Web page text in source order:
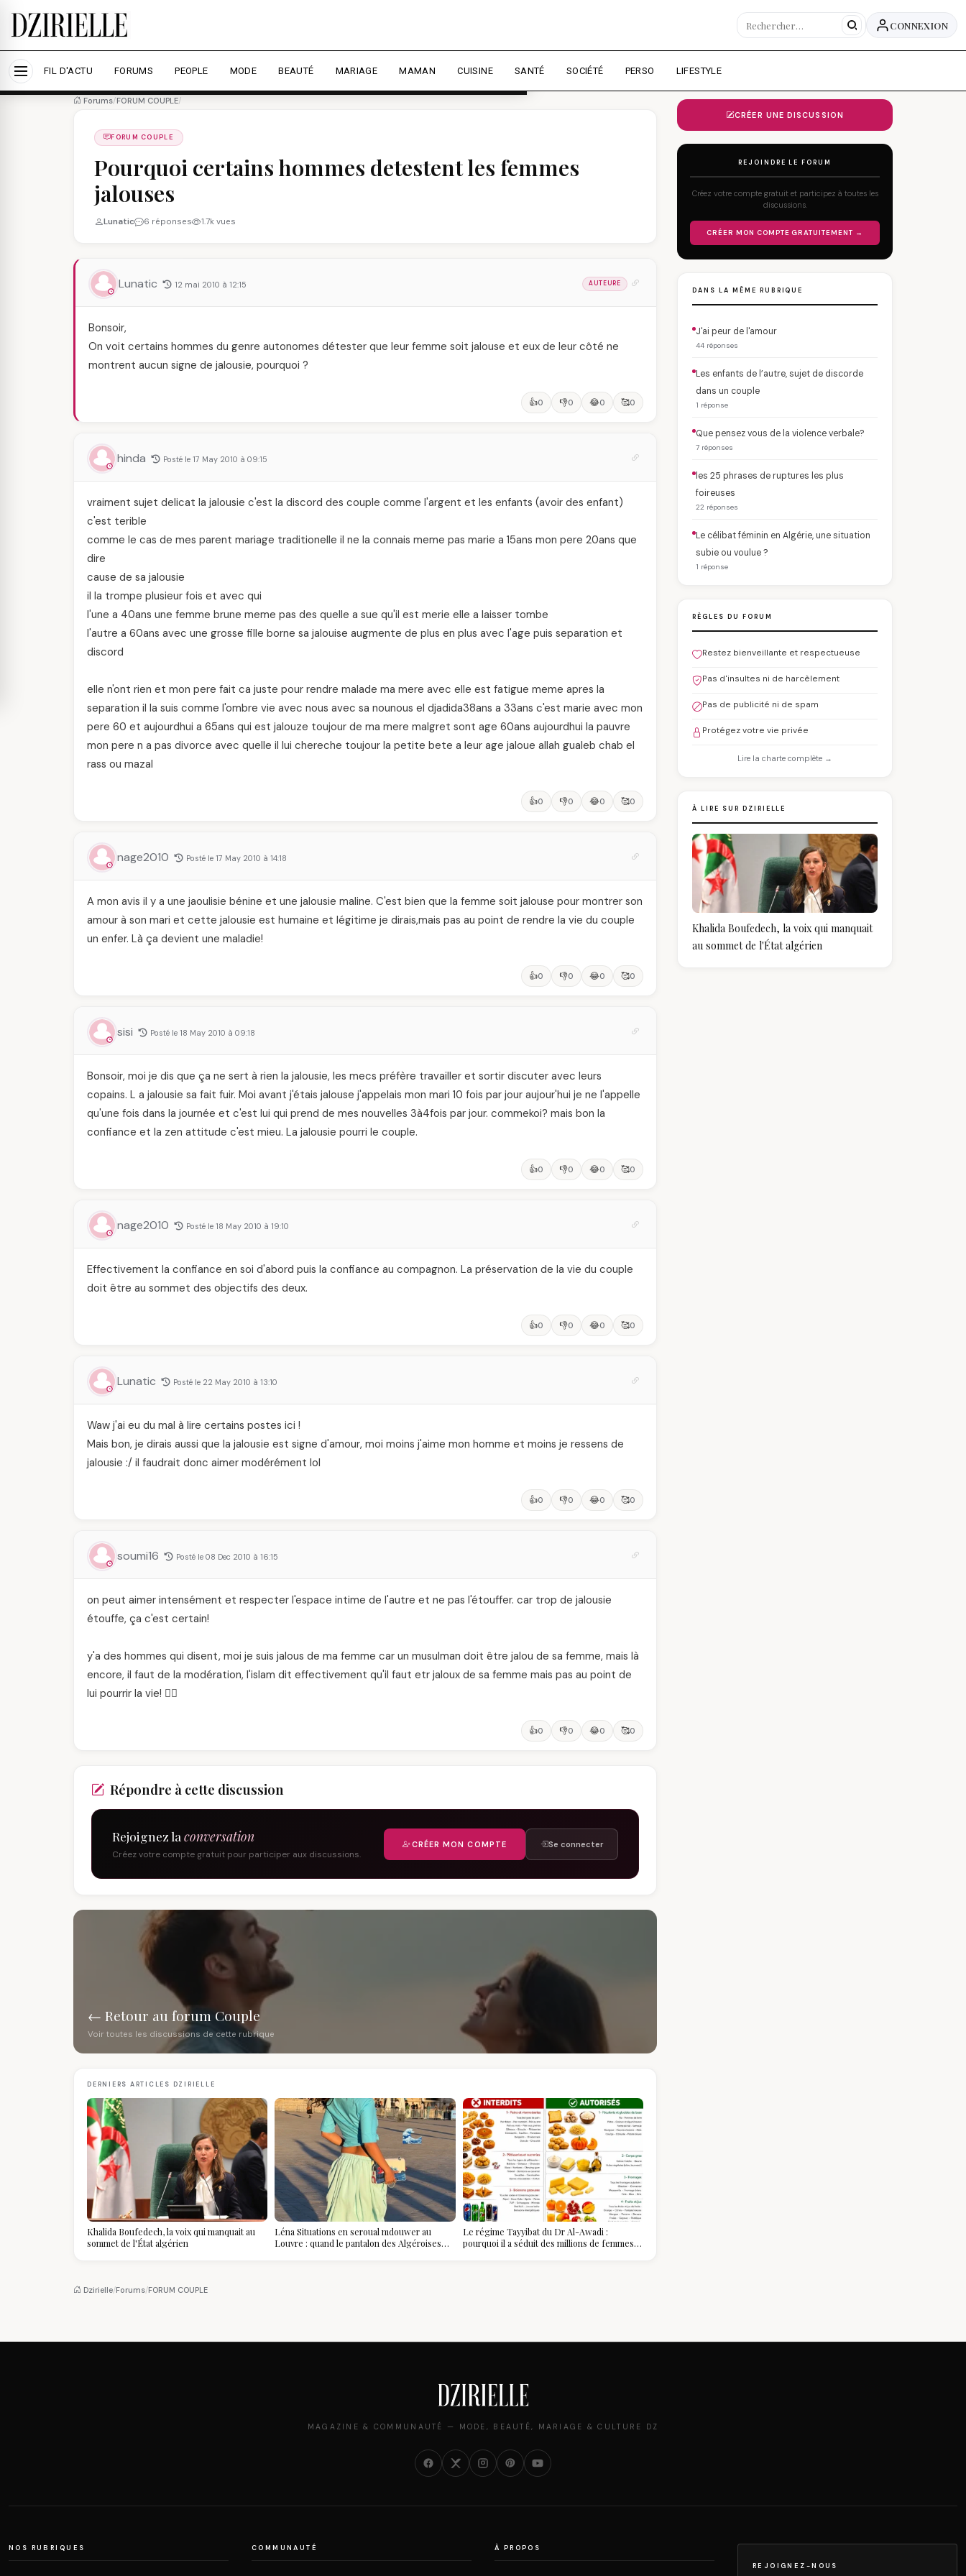
Nous utilisons des cookies pour améliorer votre expérience et mesurer l'audience.
Accepter tout Personnaliser
CONNEXION
FIL D'ACTU FORUMS PEOPLE MODE BEAUTÉ MARIAGE MAMAN CUISINE SANTÉ SOCIÉTÉ PERSO LIFESTYLE
Forums/FORUM COUPLE/
FORUM COUPLE
Pourquoi certains hommes detestent les femmes
jalouses
Lunatic 6 réponses 1.7k vues
Lunatic 12 mai 2010 à 12:15 AUTEURE
Bonsoir,
On voit certains hommes du genre autonomes détester que leur femme soit jalouse et eux de leur côté ne
montrent aucun signe de jalousie, pourquoi ?
👍0 👎0 😂0 🥰0
hinda Posté le 17 May 2010 à 09:15
vraiment sujet delicat la jalousie c'est la discord des couple comme l'argent et les enfants (avoir des enfant)
c'est terible
comme le cas de mes parent mariage traditionelle il ne la connais meme pas marie a 15ans mon pere 20ans que
dire
cause de sa jalousie
il la trompe plusieur fois et avec qui
l'une a 40ans une femme brune meme pas des quelle a sue qu'il est merie elle a laisser tombe
l'autre a 60ans avec une grosse fille borne sa jalouise augmente de plus en plus avec l'age puis separation et
discord
elle n'ont rien et mon pere fait ca juste pour rendre malade ma mere avec elle est fatigue meme apres la
separation il la suis comme l'ombre vie avec nous avec sa nounous el djadida38ans a 33ans c'est marie avec mon
pere 60 et aujourdhui a 65ans qui est jalouze toujour de ma mere malgret sont age 60ans aujourdhui la pauvre
mon pere n a pas divorce avec quelle il lui chereche toujour la petite bete a leur age jaloue allah gualeb chab el
rass ou mazal
👍0 👎0 😂0 🥰0
nage2010 Posté le 17 May 2010 à 14:18
A mon avis il y a une jaoulisie bénine et une jalousie maline. C'est bien que la femme soit jalouse pour montrer son
amour à son mari et cette jalousie est humaine et légitime je dirais,mais pas au point de rendre la vie du couple
un enfer. Là ça devient une maladie!
👍0 👎0 😂0 🥰0
sisi Posté le 18 May 2010 à 09:18
Bonsoir, moi je dis que ça ne sert à rien la jalousie, les mecs préfère travailler et sortir discuter avec leurs
copains. L a jalousie sa fait fuir. Moi avant j'étais jalouse j'appelais mon mari 10 fois par jour aujour'hui je ne l'appelle
qu'une fois dans la journée et c'est lui qui prend de mes nouvelles 3à4fois par jour. commekoi? mais bon la
confiance et la zen attitude c'est mieu. La jalousie pourri le couple.
👍0 👎0 😂0 🥰0
nage2010 Posté le 18 May 2010 à 19:10
Effectivement la confiance en soi d'abord puis la confiance au compagnon. La préservation de la vie du couple
doit être au sommet des objectifs des deux.
👍0 👎0 😂0 🥰0
Lunatic Posté le 22 May 2010 à 13:10
Waw j'ai eu du mal à lire certains postes ici !
Mais bon, je dirais aussi que la jalousie est signe d'amour, moi moins j'aime mon homme et moins je ressens de
jalousie :/ il faudrait donc aimer modérément lol
👍0 👎0 😂0 🥰0
soumi16 Posté le 08 Dec 2010 à 16:15
on peut aimer intensément et respecter l'espace intime de l'autre et ne pas l'étouffer. car trop de jalousie
étouffe, ça c'est certain!
y'a des hommes qui disent, moi je suis jalous de ma femme car un musulman doit être jalou de sa femme, mais là
encore, il faut de la modération, l'islam dit effectivement qu'il faut etr jaloux de sa femme mais pas au point de
lui pourrir la vie! 🙅‍♂️
👍0 👎0 😂0 🥰0
Répondre à cette discussion
Rejoignez la conversation
Créez votre compte gratuit pour participer aux discussions.
CRÉER MON COMPTE Se connecter
← Retour au forum Couple
Voir toutes les discussions de cette rubrique
DERNIERS ARTICLES DZIRIELLE
Khalida Boufedech, la voix qui manquait au
sommet de l'État algérien
Léna Situations en seroual mdouwer au
Louvre : quand le pantalon des Algéroises
Le régime Tayyibat du Dr Al-Awadi :
pourquoi il a séduit des millions de femmes
Dzirielle/Forums/FORUM COUPLE
CRÉER UNE DISCUSSION
REJOINDRE LE FORUM
Créez votre compte gratuit et participez à toutes les
discussions.
CRÉER MON COMPTE GRATUITEMENT →
DANS LA MÊME RUBRIQUE
J'ai peur de l'amour
44 réponses
Les enfants de l’autre, sujet de discorde
dans un couple
1 réponse
Que pensez vous de la violence verbale?
7 réponses
les 25 phrases de ruptures les plus
foireuses
22 réponses
Le célibat féminin en Algérie, une situation
subie ou voulue ?
1 réponse
RÈGLES DU FORUM
Restez bienveillante et respectueuse
Pas d'insultes ni de harcèlement
Pas de publicité ni de spam
Protégez votre vie privée
Lire la charte complète →
À LIRE SUR DZIRIELLE
Khalida Boufedech, la voix qui manquait
au sommet de l'État algérien
MAGAZINE & COMMUNAUTÉ — MODE, BEAUTÉ, MARIAGE & CULTURE DZ
NOS RUBRIQUES COMMUNAUTÉ À PROPOS
REJOIGNEZ-NOUS